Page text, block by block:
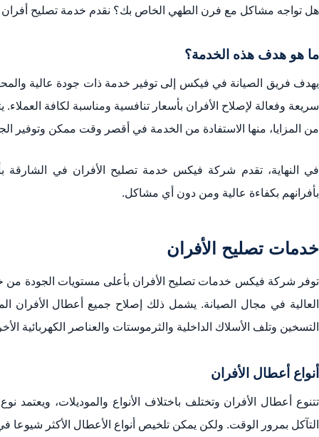
هل تواجه مشاكل مع فرن الطهي الخاص بك؟ نقدم خدمة تصليح أفران
ما هو هدف هذه الخدمة؟
يهدف فريق الصيانة في فيكس إلى توفير خدمة ذات جودة عالية
سريعة وفعالة لإصلاح الأفران بأسعار تنافسية ومناسبة لكافة
من المزايا، منها الاستفادة من الخدمة في أقصر وقت ممكن وتوفير
في النهاية، تقدم شركة فيكس خدمة تصليح الأفران في الشارقة
بأفرانهم بكفاءة عالية ومن دون أي مشاكل.
خدمات تصليح الأفران
توفر شركة فيكس خدمات تصليح الأفران بأعلى مستويات الجودة من
العالية في مجال الصيانة. يشمل ذلك إصلاح جميع أعطال الأفران
التسخين وتلف الأسلاك الداخلية والثرموستات والعناصر الكهربائية
أنواع أعطال الأفران
تتنوع أعطال الأفران وتختلف باختلاف الأنواع والموديلات، ويعتمد
التآكل بمرور الوقت. ولكن يمكن تلخيص أنواع الأعطال الأكثر شيوعا